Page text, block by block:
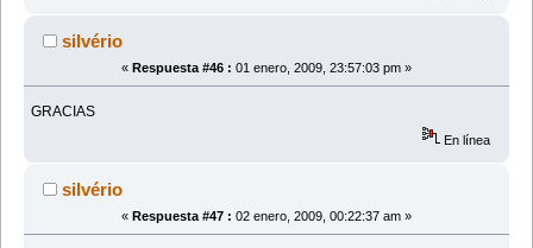
silvério
« Respuesta #46 : 01 enero, 2009, 23:57:03 pm »
GRACIAS
En línea
silvério
« Respuesta #47 : 02 enero, 2009, 00:22:37 am »